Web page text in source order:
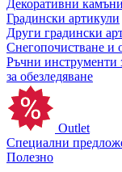
Декоративни камъни
Градински артикули
Други градински
Снегопочистване и
Ръчни инструменти
за обезледяване
Outlet
Специални
Полезно